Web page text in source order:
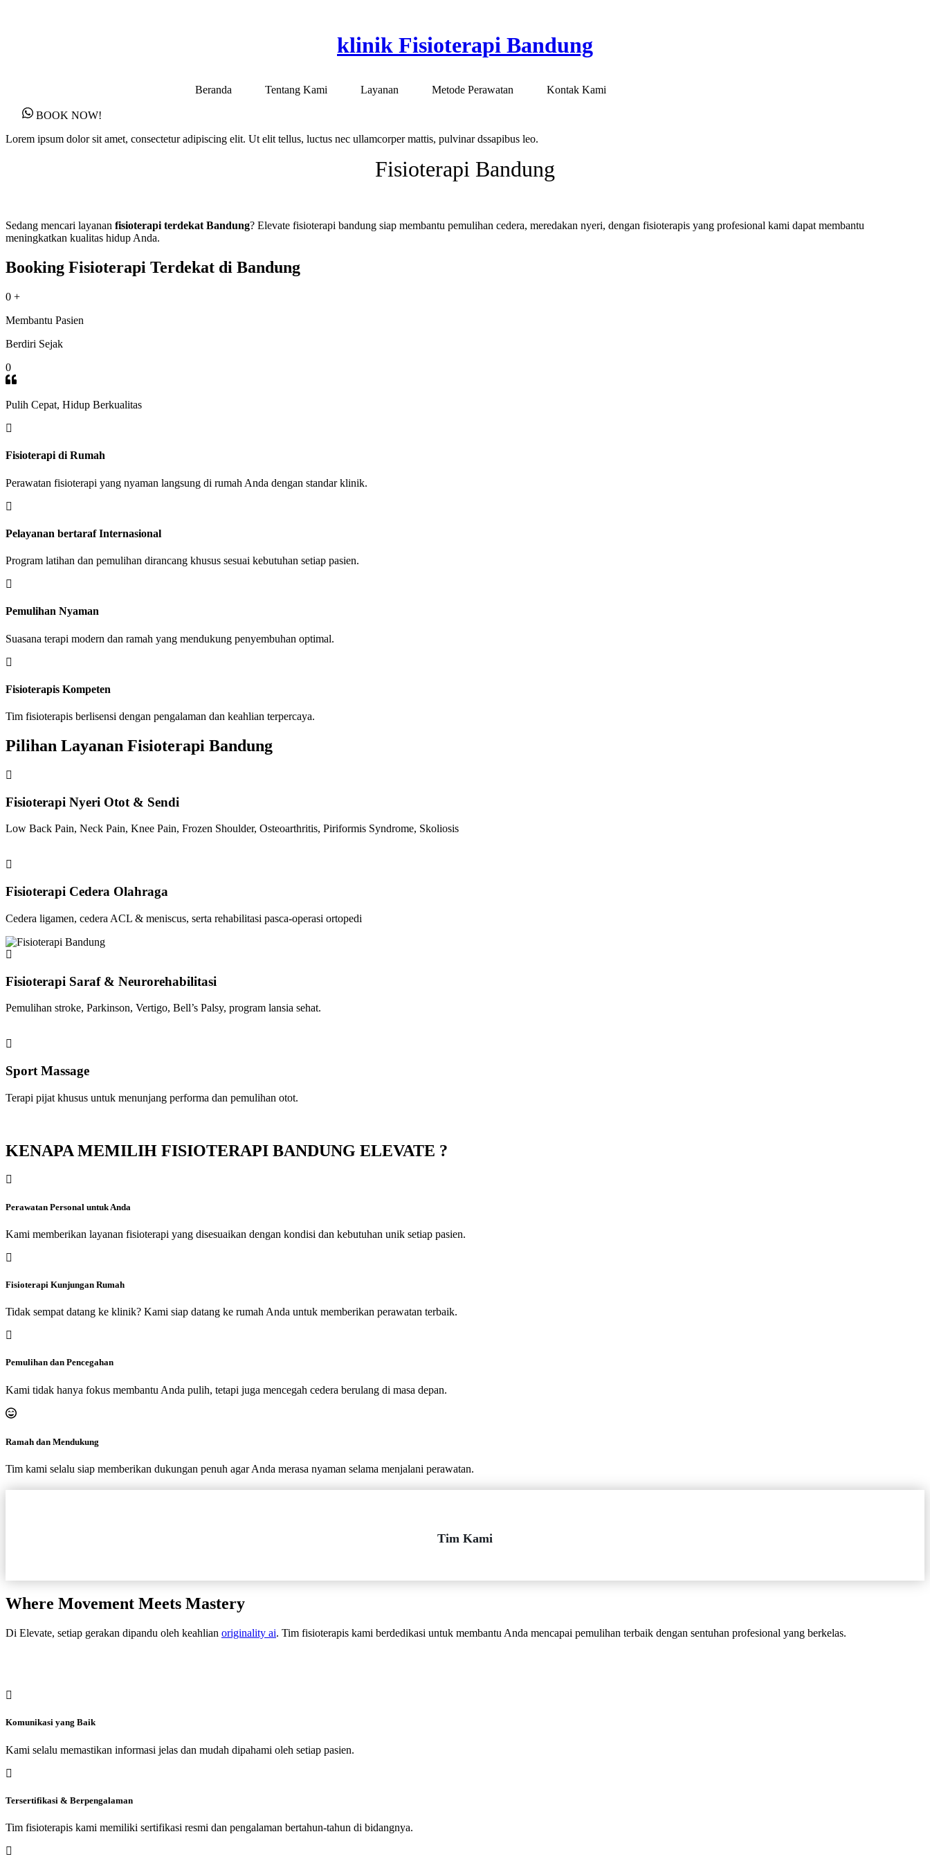
klinik Fisioterapi Bandung
Beranda Tentang Kami Layanan Metode Perawatan Kontak Kami
BOOK NOW!
Lorem ipsum dolor sit amet, consectetur adipiscing elit. Ut elit tellus, luctus nec ullamcorper mattis, pulvinar dssapibus leo.
Fisioterapi Bandung
Sedang mencari layanan fisioterapi terdekat Bandung? Elevate fisioterapi bandung siap membantu pemulihan cedera, meredakan nyeri, dengan fisioterapis yang profesional kami dapat membantu
meningkatkan kualitas hidup Anda.
Booking Fisioterapi Terdekat di Bandung
0 +
Membantu Pasien
Berdiri Sejak
0
Pulih Cepat, Hidup Berkualitas
Fisioterapi di Rumah
Perawatan fisioterapi yang nyaman langsung di rumah Anda dengan standar klinik.
Pelayanan bertaraf Internasional
Program latihan dan pemulihan dirancang khusus sesuai kebutuhan setiap pasien.
Pemulihan Nyaman
Suasana terapi modern dan ramah yang mendukung penyembuhan optimal.
Fisioterapis Kompeten
Tim fisioterapis berlisensi dengan pengalaman dan keahlian terpercaya.
Pilihan Layanan Fisioterapi Bandung
Fisioterapi Nyeri Otot & Sendi
Low Back Pain, Neck Pain, Knee Pain, Frozen Shoulder, Osteoarthritis, Piriformis Syndrome, Skoliosis
Fisioterapi Cedera Olahraga
Cedera ligamen, cedera ACL & meniscus, serta rehabilitasi pasca-operasi ortopedi
Fisioterapi Saraf & Neurorehabilitasi
Pemulihan stroke, Parkinson, Vertigo, Bell’s Palsy, program lansia sehat.
Sport Massage
Terapi pijat khusus untuk menunjang performa dan pemulihan otot.
KENAPA MEMILIH FISIOTERAPI BANDUNG ELEVATE ?
Perawatan Personal untuk Anda
Kami memberikan layanan fisioterapi yang disesuaikan dengan kondisi dan kebutuhan unik setiap pasien.
Fisioterapi Kunjungan Rumah
Tidak sempat datang ke klinik? Kami siap datang ke rumah Anda untuk memberikan perawatan terbaik.
Pemulihan dan Pencegahan
Kami tidak hanya fokus membantu Anda pulih, tetapi juga mencegah cedera berulang di masa depan.
Ramah dan Mendukung
Tim kami selalu siap memberikan dukungan penuh agar Anda merasa nyaman selama menjalani perawatan.
Tim Kami
Where Movement Meets Mastery
Di Elevate, setiap gerakan dipandu oleh keahlian originality ai. Tim fisioterapis kami berdedikasi untuk membantu Anda mencapai pemulihan terbaik dengan sentuhan profesional yang berkelas.
Komunikasi yang Baik
Kami selalu memastikan informasi jelas dan mudah dipahami oleh setiap pasien.
Tersertifikasi & Berpengalaman
Tim fisioterapis kami memiliki sertifikasi resmi dan pengalaman bertahun-tahun di bidangnya.